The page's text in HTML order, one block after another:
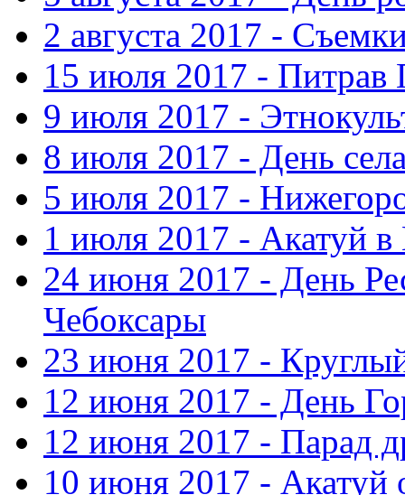
2 августа 2017 -
15 июля 2017 - Питрав
9 июля 2017 -
8 июля 2017 - День
5 июля 2017 -
1 июля 2017 - Акатуй
24 июня 2017 - День
Чебоксары
23 июня 2017 -
12 июня 2017 - День
12 июня 2017 - Парад
10 июня 2017 - Акатуй